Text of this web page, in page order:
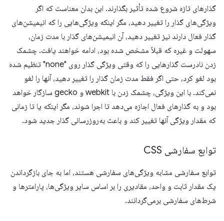
گذارهای تازه شروع شده تأثیر بگذارند. این بدان معناست که اگر
ویژگی‌های گذار را تغییر دهید، مگر اینکه ویژگی‌هایی را که انیمیشن‌های
گذار فعال دارند نیز تغییر دهید، آن انیمیشن‌های گذار با مدت زمان،
سهولت و غیره که قبلاً مشخص شده بود، ادامه خواهند یافت. چشمک
زدن نادرست گذارهایی را که وقتی ویژگی گذار روی "none" تنظیم شده
بود لغو کرد، حتی اگر فقط مدت زمان گذار را تغییر دهید، آنها را لغو
نمی‌کند. با این ویژگی، چشمک زدن با webkit و gecko سازگار خواهد
بود و به گذارهای فعال اجازه می‌دهد تا اجرا شوند، مگر اینکه یا تا زمانی
که مقدار ویژگی آنها تغییر کند و باعث به‌روزرسانی گذار جدید شود.
توابع سفارشی CSS
توابع سفارشی مشابه ویژگی‌های سفارشی هستند، اما به جای بازگرداندن
یک مقدار ثابت و واحد، مقادیری را بر اساس سایر ویژگی‌ها، پارامترها و
شرط‌های سفارشی برمی‌گردانند.